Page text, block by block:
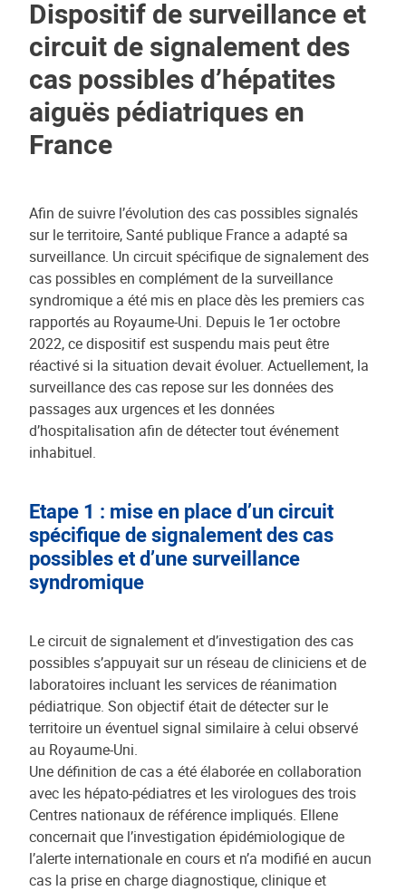
Dispositif de surveillance et
circuit de signalement des
cas possibles d’hépatites
aiguës pédiatriques en
France
Afin de suivre l’évolution des cas possibles signalés
sur le territoire, Santé publique France a adapté sa
surveillance. Un circuit spécifique de signalement des
cas possibles en complément de la surveillance
syndromique a été mis en place dès les premiers cas
rapportés au Royaume-Uni. Depuis le 1er octobre
2022, ce dispositif est suspendu mais peut être
réactivé si la situation devait évoluer. Actuellement, la
surveillance des cas repose sur les données des
passages aux urgences et les données
d’hospitalisation afin de détecter tout événement
inhabituel.
Etape 1 : mise en place d’un circuit
spécifique de signalement des cas
possibles et d’une surveillance
syndromique
Le circuit de signalement et d’investigation des cas
possibles s’appuyait sur un réseau de cliniciens et de
laboratoires incluant les services de réanimation
pédiatrique. Son objectif était de détecter sur le
territoire un éventuel signal similaire à celui observé
au Royaume-Uni.
Une définition de cas a été élaborée en collaboration
avec les hépato-pédiatres et les virologues des trois
Centres nationaux de référence impliqués. Ellene
concernait que l’investigation épidémiologique de
l’alerte internationale en cours et n’a modifié en aucun
cas la prise en charge diagnostique, clinique et